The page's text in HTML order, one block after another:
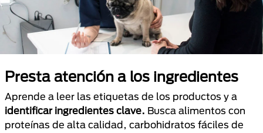
Presta atención a los ingredientes
Aprende a leer las etiquetas de los productos y a
identificar ingredientes clave. Busca alimentos con
proteínas de alta calidad, carbohidratos fáciles de